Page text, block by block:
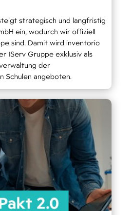
strategisch und langfristig
ein, wodurch wir offiziell
sind. Damit wird inventorio
IServ Gruppe exklusiv als
der
Schulen angeboten.